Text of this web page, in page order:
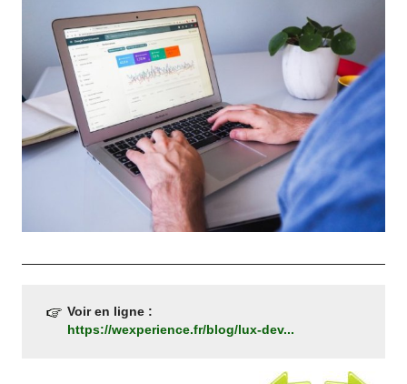
Voir en ligne :
https://wexperience.fr/blog/lux-dev...